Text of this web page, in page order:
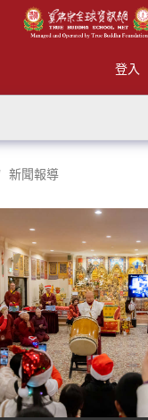
登入
新聞報導